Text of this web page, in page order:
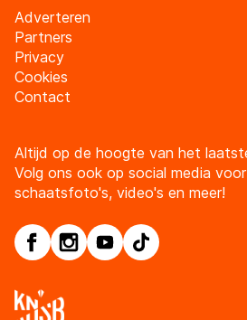
Adverteren
Partners
Privacy
Cookies
Contact
Altijd op de hoogte van het
Volg ons ook op social media voor
schaatsfoto's, video's en meer!